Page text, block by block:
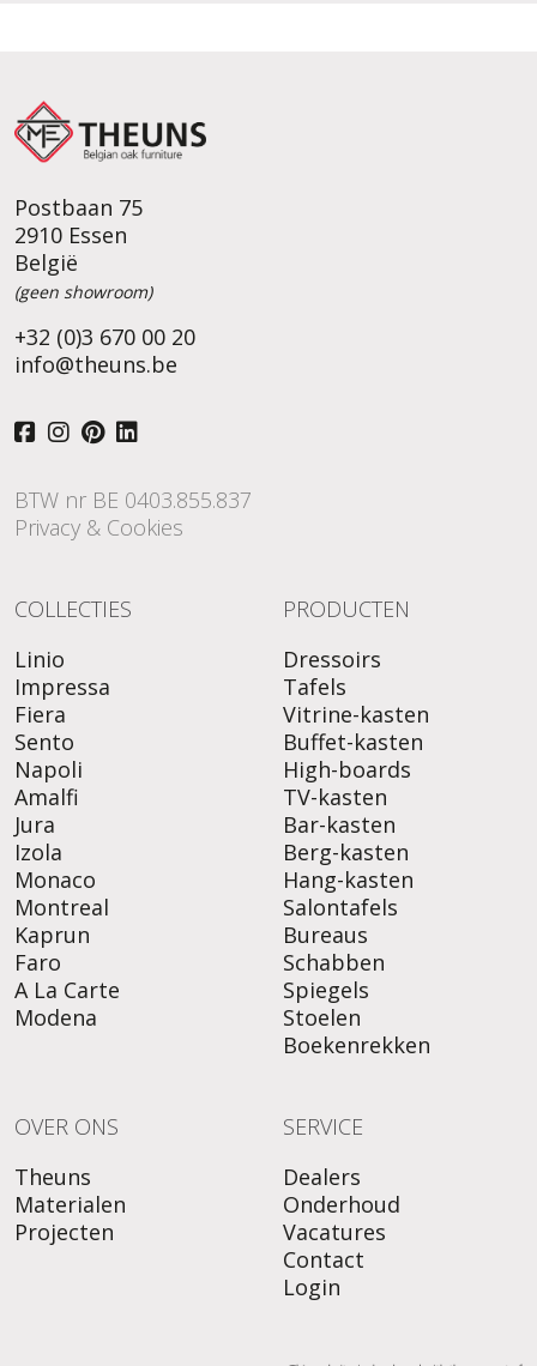
Postbaan 75
2910 Essen
België
(geen showroom)
+32 (0)3 670 00 20
info@theuns.be
BTW nr BE 0403.855.837
Privacy & Cookies
COLLECTIES
Linio
Impressa
Fiera
Sento
Napoli
Amalfi
Jura
Izola
Monaco
Montreal
Kaprun
Faro
A La Carte
Modena
PRODUCTEN
Dressoirs
Tafels
Vitrine-kasten
Buffet-kasten
High-boards
TV-kasten
Bar-kasten
Berg-kasten
Hang-kasten
Salontafels
Bureaus
Schabben
Spiegels
Stoelen
Boekenrekken
OVER ONS
Theuns
Materialen
Projecten
SERVICE
Dealers
Onderhoud
Vacatures
Contact
Login